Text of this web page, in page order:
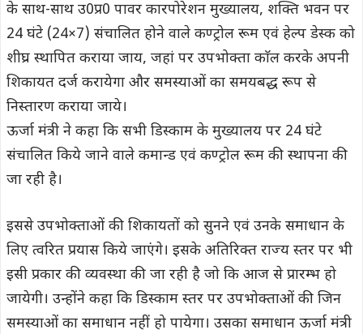
के साथ-साथ उ0प्र0 पावर कारपोरेशन मुख्यालय, शक्ति भवन पर
24 घंटे (24×7) संचालित होने वाले कण्ट्रोल रूम एवं हेल्प डेस्क को
शीघ्र स्थापित कराया जाय, जहां पर उपभोक्ता काॅल करके अपनी
शिकायत दर्ज करायेगा और समस्याओं का समयबद्ध रूप से
निस्तारण कराया जाये।
ऊर्जा मंत्री ने कहा कि सभी डिस्काम के मुख्यालय पर 24 घंटे
संचालित किये जाने वाले कमान्ड एवं कण्ट्रोल रूम की स्थापना की
जा रही है।
इससे उपभोक्ताओं की शिकायतों को सुनने एवं उनके समाधान के
लिए त्वरित प्रयास किये जाएंगे। इसके अतिरिक्त राज्य स्तर पर भी
इसी प्रकार की व्यवस्था की जा रही है जो कि आज से प्रारम्भ हो
जायेगी। उन्होंने कहा कि डिस्काम स्तर पर उपभोक्ताओं की जिन
समस्याओं का समाधान नहीं हो पायेगा। उसका समाधान ऊर्जा मंत्री